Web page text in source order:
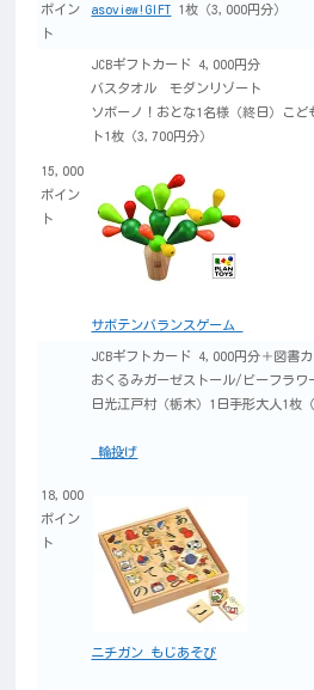
ポイン
ト
asoview!GIFT 1枚（3,000円分）
15,000
ポイン
ト
JCBギフトカード 4,000円分
バスタオル モダンリゾート
ソボーノ！おとな1名様（終日）こど
ト1枚（3,700円分）
サボテンバランスゲーム
18,000
ポイン
ト
JCBギフトカード 4,000円分＋図書
おくるみガーゼストール/ビーフラワ
日光江戸村（栃木）1日手形大人1枚
輪投げ
ニチガン もじあそび